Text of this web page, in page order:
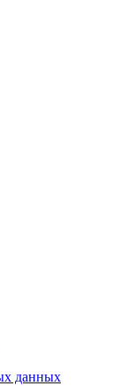
данных